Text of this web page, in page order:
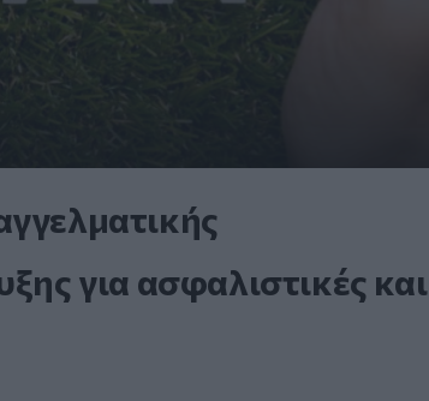
για ασφαλιστικές και